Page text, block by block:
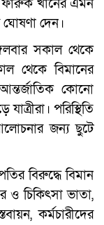
ফারুক খানের এমন
ঘোষণা দেন।
সকাল থেকে
থেকে বিমানের
কোনো
পরিস্থিতি
জন্য ছুটে
বিরুদ্ধে বিমান
ও চিকিৎসা ভাতা,
কর্মচারীদের